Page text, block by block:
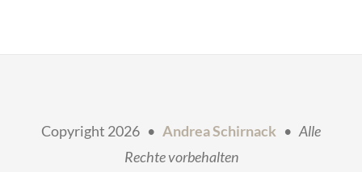
Copyright 2026 • Andrea Schirnack • Alle
Rechte vorbehalten